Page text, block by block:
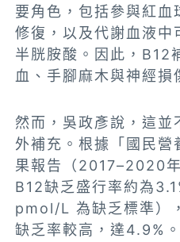
要角色，包括參與紅血
修復，以及代謝血液中
半胱胺酸。因此，B12
血、手腳麻木與神經損
然而，吳政彥說，這並
外補充。根據「國民營
果報告（2017–2020
B12缺乏盛行率約為
pmol/L 為缺乏標準）
缺乏率較高，達4.9%